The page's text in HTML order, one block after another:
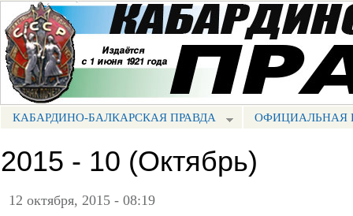
Портал СМИ КБР
МЕНЮ КБП
КАБАРДИНО-БАЛКАРСКАЯ ПРАВДА ОФИЦИАЛЬНАЯ
2015 - 10 (Октябрь)
12 октября, 2015 - 08:19